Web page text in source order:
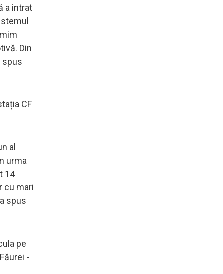
a intrat
Din
spus
CF
al
urma
14
cu mari
spus
pe
-